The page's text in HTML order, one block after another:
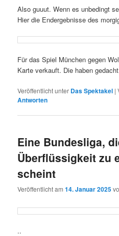
Also guuut. Wenn es unbedingt
Hier die Endergebnisse des
Für das Spiel München gegen
Karte verkauft. Die haben
Veröffentlicht unter Das Spektakel |
Antworten
Eine Bundesliga,
Überflüssigkeit zu
scheint
Veröffentlicht am14. Januar 2025
..